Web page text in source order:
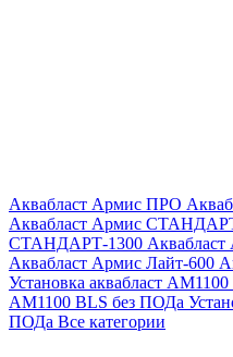
Аквабласт Армис ПРО
Аквабласт Армис
СТАНДАРТ-1300
Аквабласт Армис Лайт-600
Установка аквабласт
AM1100 BLS без ПОДа
ПОДа Все категории